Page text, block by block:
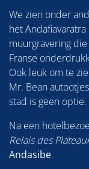
We zien onder
het
muurgravering
Franse
Ook leuk om te
Mr. Bean
stad is geen optie.
Na een
Relais des
Andasibe.